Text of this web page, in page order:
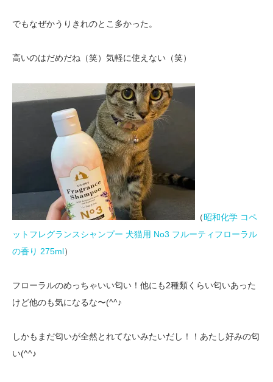
でもなぜかうりきれのとこ多かった。
高いのはだめだね（笑）気軽に使えない（笑）
（昭和化学 コペ
ットフレグランスシャンプー 犬猫用 No3 フルーティフローラル
の香り 275ml）
フローラルのめっちゃいい匂い！他にも2種類くらい匂いあった
けど他のも気になるな〜(^^♪
しかもまだ匂いが全然とれてないみたいだし！！あたし好みの匂
い(^^♪